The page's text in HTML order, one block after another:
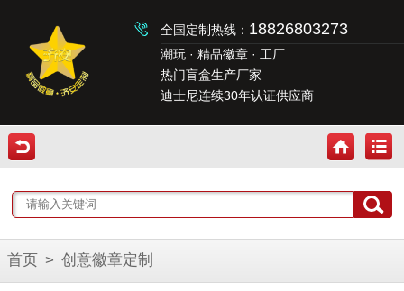
全国定制热线： 18826803273
潮玩 · 精品徽章 · 工厂
热门盲盒生产厂家
迪士尼连续30年认证供应商
首页 > 创意徽章定制